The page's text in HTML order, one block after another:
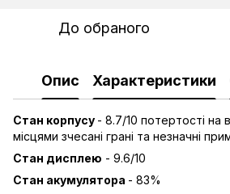
До обраного
Опис Характеристики
Стан корпусу - 8.7/10 потертості на
місцями зчесані грані та незначні
Стан дисплею - 9.6/10
Стан акумулятора - 83%